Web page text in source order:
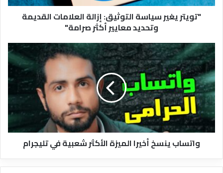
معايير
"تويتر يغير سياسة التوثيق: إزالة العلامات القديمة
وتحديد معايير أكثر صرامة"
واتساب
ينسخ
أخيرا
الميزة
الأكثر
شعبية
في
تليجرام
واتساب ينسخ أخيرا الميزة الأكثر شعبية في تليجرام